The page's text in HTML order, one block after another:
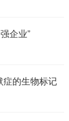
企业”
症的生物标记